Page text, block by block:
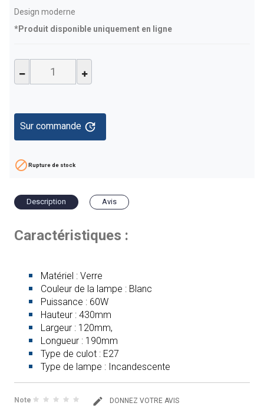
Design moderne
*Produit disponible uniquement en ligne
Sur commande update
Rupture de stock
Description Avis
Caractéristiques :
Matériel : Verre
Couleur de la lampe : Blanc
Puissance : 60W
Hauteur : 430mm
Largeur : 120mm,
Longueur : 190mm
Type de culot : E27
Type de lampe : Incandescente
Note DONNEZ VOTRE AVIS